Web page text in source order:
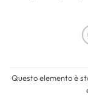
Questo elemento è